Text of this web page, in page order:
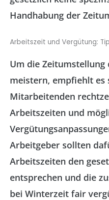
Handhabung der
Arbeitszeit und Vergütung:
Um die Zeitumstellung
meistern, empfiehlt es
Mitarbeitenden
Arbeitszeiten und
Arbeitgeber sollten
Arbeitszeiten den
entsprechen und die
bei Winterzeit fair